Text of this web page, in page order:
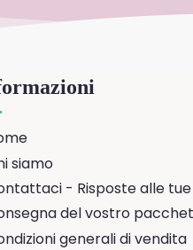
siamo
- Risposte alle
del vostro
generali di vendita